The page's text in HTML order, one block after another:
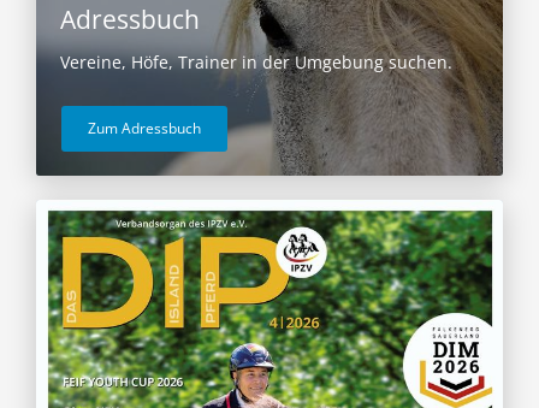
Adressbuch
Vereine, Höfe, Trainer in der Umgebung suchen.
Zum Adressbuch